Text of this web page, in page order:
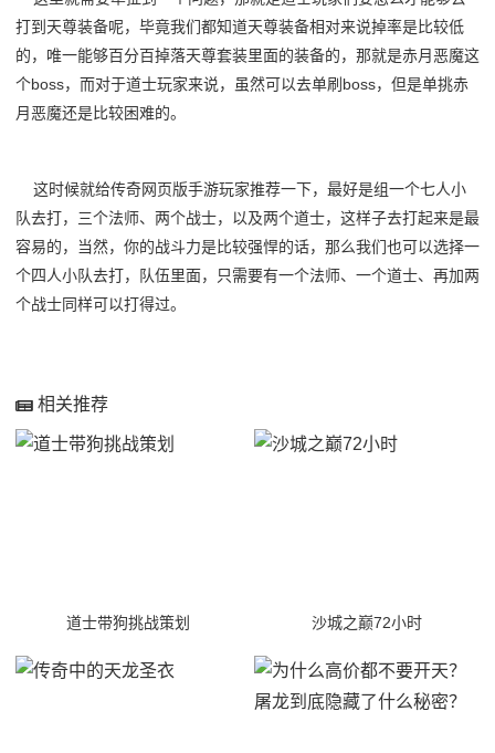
打到天尊装备呢，毕竟我们都知道天尊装备相对来说掉率是比较低
的，唯一能够百分百掉落天尊套装里面的装备的，那就是赤月恶魔这
个boss，而对于道士玩家来说，虽然可以去单刷boss，但是单挑赤
月恶魔还是比较困难的。
这时候就给传奇网页版手游玩家推荐一下，最好是组一个七人小
队去打，三个法师、两个战士，以及两个道士，这样子去打起来是最
容易的，当然，你的战斗力是比较强悍的话，那么我们也可以选择一
个四人小队去打，队伍里面，只需要有一个法师、一个道士、再加两
个战士同样可以打得过。
相关推荐
道士带狗挑战策划 沙城之巅72小时